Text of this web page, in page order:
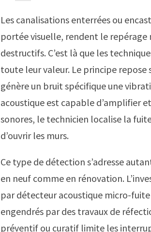
Les canalisations enterrées ou
portée visuelle, rendent le repérage
destructifs. C’est là que les
toute leur valeur. Le principe
génère un bruit spécifique une
acoustique est capable d’amplifier
sonores, le technicien localise la
d’ouvrir les murs.
Ce type de détection s’adresse
en neuf comme en rénovation.
par détecteur acoustique micro-
engendrés par des travaux de
préventif ou curatif limite les